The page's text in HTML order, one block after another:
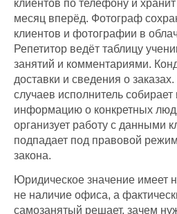
клиентов по телефону и
месяц вперёд. Фотограф
клиентов и фотографии в
Репетитор ведёт таблицу
занятий и комментариями.
доставки и сведения о
случаев исполнитель собирает
информацию о конкретных
организует работу с данными
подпадает под правовой
закона.
Юридическое значение имеет
не наличие офиса, а
самозанятый решает, зачем